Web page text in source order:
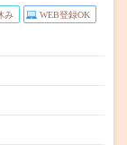
み WEB登録OK